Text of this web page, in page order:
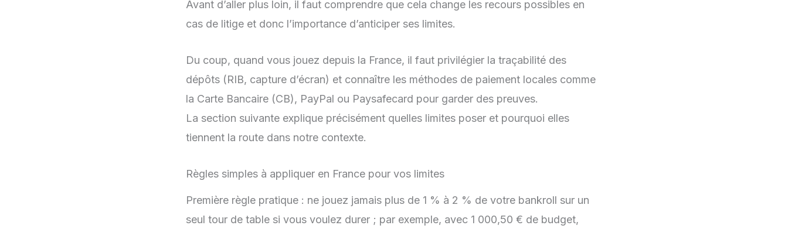
Avant d’aller plus loin, il faut comprendre que cela change les recours possibles en
cas de litige et donc l’importance d’anticiper ses limites.
Du coup, quand vous jouez depuis la France, il faut privilégier la traçabilité des
dépôts (RIB, capture d’écran) et connaître les méthodes de paiement locales comme
la Carte Bancaire (CB), PayPal ou Paysafecard pour garder des preuves.
La section suivante explique précisément quelles limites poser et pourquoi elles
tiennent la route dans notre contexte.
Règles simples à appliquer en France pour vos limites
Première règle pratique : ne jouez jamais plus de 1 % à 2 % de votre bankroll sur un
seul tour de table si vous voulez durer ; par exemple, avec 1 000,50 € de budget,